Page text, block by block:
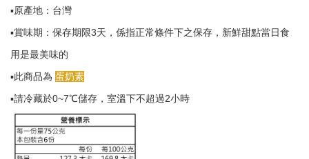
▪️原產地：台灣
▪️賞味期：保存期限3天，係指正常條件下之保存，新鮮甜點當日食
用是最美味的
▪️此商品為 蛋奶素
▪️請冷藏於0~7℃儲存，室溫下不超過2小時